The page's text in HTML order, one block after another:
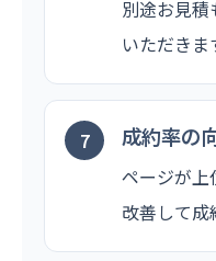
別途お見積
いただきま
成約率の
ページが上
改善して成